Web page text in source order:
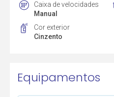
Caixa de velocidades
Manual
Cor exterior
Cinzento
Equipamentos